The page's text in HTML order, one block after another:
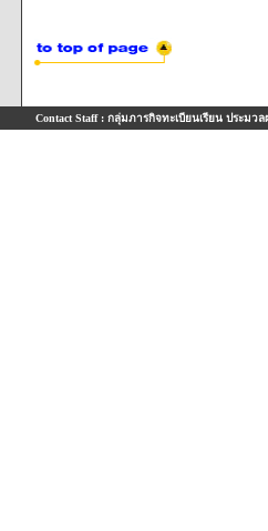
Contact Staff : กลุ่มภารกิจทะเบียนเรียน ประมวล